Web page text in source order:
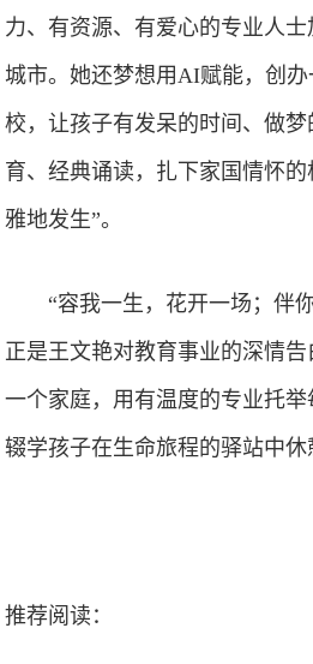
力、有资源、有爱心的专业人
城市。她还梦想用AI赋能，创
校，让孩子有发呆的时间、做
育、经典诵读，扎下家国情怀
雅地发生”。
“容我一生，花开一场；伴
正是王文艳对教育事业的深情
一个家庭，用有温度的专业托
辍学孩子在生命旅程的驿站中休
推荐阅读：